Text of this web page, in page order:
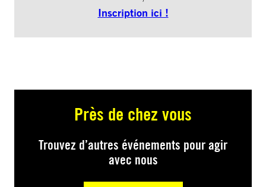
Inscription ici !
Près de chez vous
Trouvez d’autres événements pour agir
avec nous